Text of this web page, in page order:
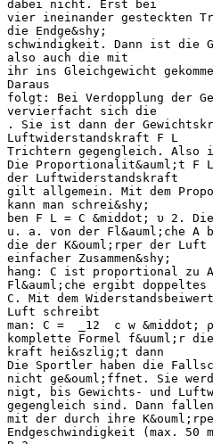
dabei nicht. Erst bei
vier ineinander gesteckten
die Endge&shy;
schwindigkeit. Dann ist die
also auch die mit
ihr ins Gleichgewicht
Daraus
folgt: Bei Verdopplung der
vervierfacht sich die
. Sie ist dann der
Luftwiderstandskraft ​F​ L​
Trichtern gegengleich. Also
Die Proportionalit&auml;t ​F​
der Luftwiderstandskraft
gilt allgemein. Mit dem
kann man schrei&shy;
ben ​F​ L​ = C &middot; ​υ​ 2​.
u. a. von der Fl&auml;che A
die der K&ouml;rper der
einfacher Zusammen&shy;
hang: C ist proportional zu
Fl&auml;che ergibt doppeltes
C. Mit dem
Luft schreibt
man: C = ​ _12 ​ ​c​ w​ &middot;
komplette Formel f&uuml;r
kraft hei&szlig;t dann
Die Sportler haben die
nicht ge&ouml;ffnet. Sie
nigt, bis Gewichts- und
gegengleich sind. Dann
mit der durch ihre
Endgeschwindigkeit (max. 50